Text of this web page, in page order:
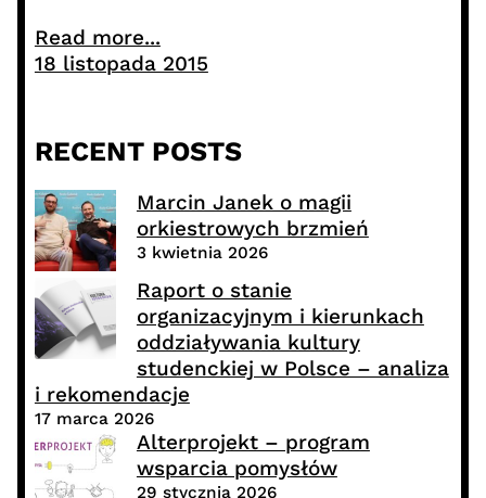
Read more...
18 listopada 2015
RECENT POSTS
Marcin Janek o magii
orkiestrowych brzmień
3 kwietnia 2026
Raport o stanie
organizacyjnym i kierunkach
oddziaływania kultury
studenckiej w Polsce – analiza
i rekomendacje
17 marca 2026
Alterprojekt – program
wsparcia pomysłów
29 stycznia 2026